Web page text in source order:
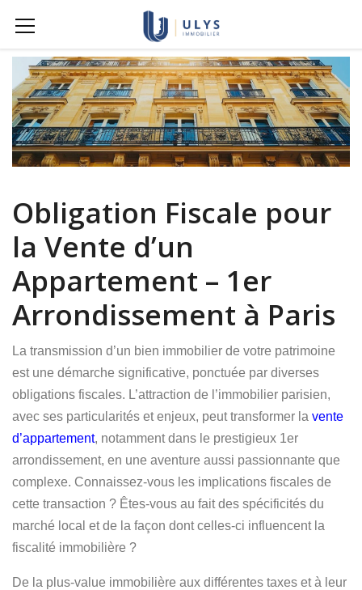
Obligation Fiscale pour
la Vente d’un
Appartement – 1er
Arrondissement à Paris
La transmission d’un bien immobilier de votre patrimoine
est une démarche significative, ponctuée par diverses
obligations fiscales. L’attraction de l’immobilier parisien,
avec ses particularités et enjeux, peut transformer la vente
d’appartement, notamment dans le prestigieux 1er
arrondissement, en une aventure aussi passionnante que
complexe. Connaissez-vous les implications fiscales de
cette transaction ? Êtes-vous au fait des spécificités du
marché local et de la façon dont celles-ci influencent la
fiscalité immobilière ?
De la plus-value immobilière aux différentes taxes et à leur